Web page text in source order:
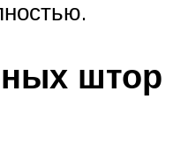
штор